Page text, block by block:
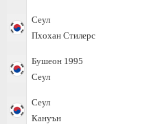
Сеул
Пхохан Стилерс
Бушеон 1995
Сеул
Сеул
Кануън